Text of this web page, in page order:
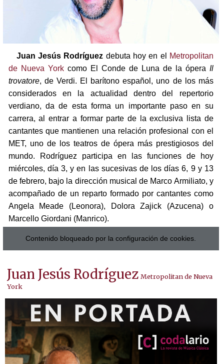
Juan Jesús Rodríguez debuta hoy en el
Metropolitan
de Nueva Yorkcomo El Conde de Luna de la ópera Il
trovatore, de Verdi. El barítono español, uno de los más
considerados en la actualidad dentro del repertorio
verdiano, da de esta forma un importante paso en su
carrera, al entrar a formar parte de la exclusiva lista de
cantantes que mantienen una relación profesional con el
MET, uno de los teatros de ópera más prestigiosos del
mundo. Rodríguez participa en las funciones de hoy
miércoles, día 3, y en las sucesivas de los días 6, 9 y 13
de febrero, bajo la dirección musical de Marco Armiliato, y
acompañado de un reparto formado por cantantes como
Angela Meade (Leonora), Dolora Zajick (Azucena) o
Marcello Giordani (Manrico).
Contenido bloqueado por la configuración de cookies.
Juan Jesús Rodríguez Metropolitan de Nueva
York